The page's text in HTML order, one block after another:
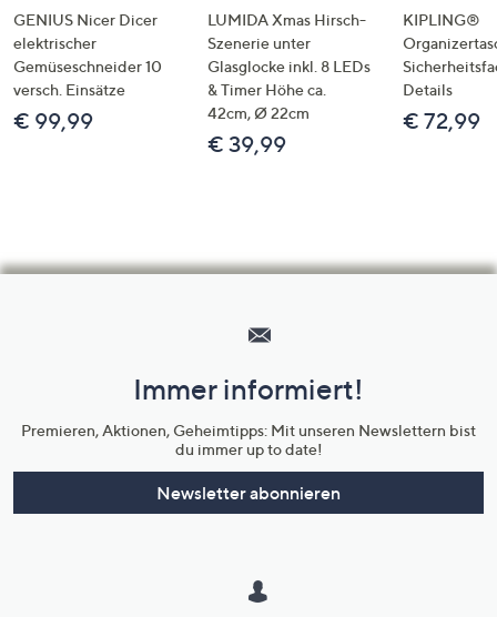
GENIUS Nicer Dicer
elektrischer
Gemüseschneider 10
versch. Einsätze
€ 99,99
LUMIDA Xmas Hirsch-
Szenerie unter
Glasglocke inkl. 8 LEDs
& Timer Höhe ca.
42cm, Ø 22cm
€ 39,99
KIPLING®
Details
€ 72,99
Unternehmensinformationen
Immer informiert!
Premieren, Aktionen, Geheimtipps: Mit unseren Newslettern bist
du immer up to date!
Newsletter abonnieren